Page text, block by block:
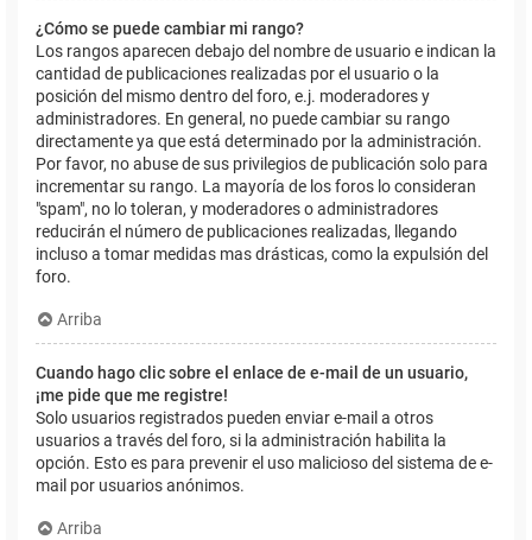
¿Cómo se puede cambiar mi rango?
Los rangos aparecen debajo del nombre de usuario e indican la
cantidad de publicaciones realizadas por el usuario o la
posición del mismo dentro del foro, e.j. moderadores y
administradores. En general, no puede cambiar su rango
directamente ya que está determinado por la administración.
Por favor, no abuse de sus privilegios de publicación solo para
incrementar su rango. La mayoría de los foros lo consideran
"spam", no lo toleran, y moderadores o administradores
reducirán el número de publicaciones realizadas, llegando
incluso a tomar medidas mas drásticas, como la expulsión del
foro.
Arriba
Cuando hago clic sobre el enlace de e-mail de un usuario,
¡me pide que me registre!
Solo usuarios registrados pueden enviar e-mail a otros
usuarios a través del foro, si la administración habilita la
opción. Esto es para prevenir el uso malicioso del sistema de e-
mail por usuarios anónimos.
Arriba